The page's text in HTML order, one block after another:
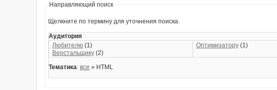
Направляющий поиск
Щелкните по термину для уточнения поиска.
Аудитория
Любителю (1)
Верстальщику (2)
Оптимизатору (1)
Тематика:все » HTML